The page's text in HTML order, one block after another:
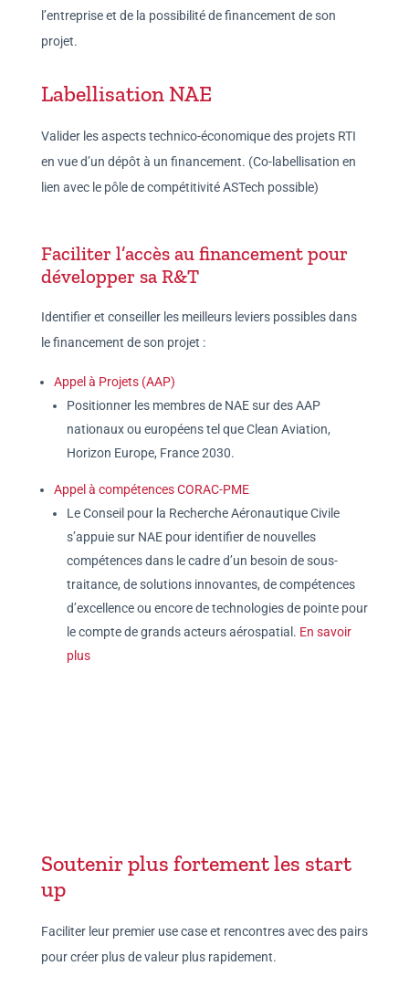
l’entreprise et de la possibilité de financement de son
projet.
Labellisation NAE
Valider les aspects technico-économique des projets RTI
en vue d’un dépôt à un financement. (Co-labellisation en
lien avec le pôle de compétitivité ASTech possible)
Faciliter l’accès au financement pour
développer sa R&T
Identifier et conseiller les meilleurs leviers possibles dans
le financement de son projet :
Appel à Projets (AAP)
Positionner les membres de NAE sur des AAP
nationaux ou européens tel que Clean Aviation,
Horizon Europe, France 2030.
Appel à compétences CORAC-PME
Le Conseil pour la Recherche Aéronautique Civile
s’appuie sur NAE pour identifier de nouvelles
compétences dans le cadre d’un besoin de sous-
traitance, de solutions innovantes, de compétences
d’excellence ou encore de technologies de pointe pour
le compte de grands acteurs aérospatial. En savoir
plus
Soutenir plus fortement les start
up
Faciliter leur premier use case et rencontres avec des pairs
pour créer plus de valeur plus rapidement.